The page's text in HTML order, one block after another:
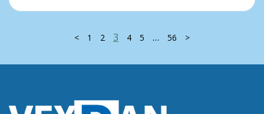
< 1 2 3 4 5 … 56 >